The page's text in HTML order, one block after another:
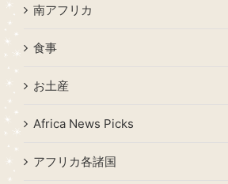
南アフリカ
食事
お土産
Africa News Picks
アフリカ各諸国